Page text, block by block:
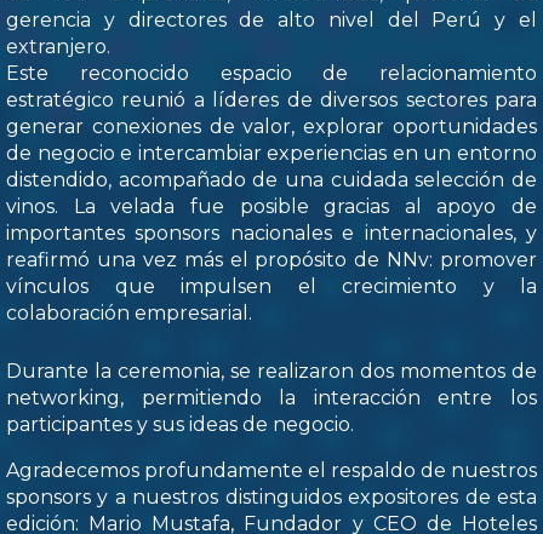
gerencia y directores de alto nivel del Perú y el
extranjero.
Este reconocido espacio de relacionamiento
estratégico reunió a líderes de diversos sectores para
generar conexiones de valor, explorar oportunidades
de negocio e intercambiar experiencias en un entorno
distendido, acompañado de una cuidada selección de
vinos. La velada fue posible gracias al apoyo de
importantes sponsors nacionales e internacionales, y
reafirmó una vez más el propósito de NNv: promover
vínculos que impulsen el crecimiento y la
colaboración empresarial.
Durante la ceremonia, se realizaron dos momentos de
networking, permitiendo la interacción entre los
participantes y sus ideas de negocio.
Agradecemos profundamente el respaldo de nuestros
sponsors y a nuestros distinguidos expositores de esta
edición: Mario Mustafa, Fundador y CEO de Hoteles